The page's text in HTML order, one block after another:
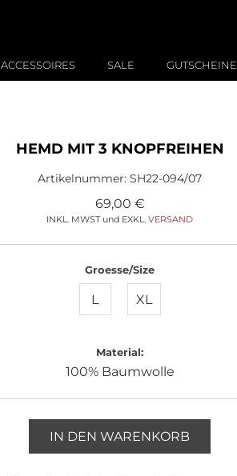
ACCESSOIRES SALE GUTSCHEINE
HEMD MIT 3 KNOPFREIHEN
Artikelnummer:SH22-094/07
69,00 €
INKL. MWST und EXKL.VERSAND
Groesse/Size
L XL
Material:
100% Baumwolle
IN DEN WARENKORB